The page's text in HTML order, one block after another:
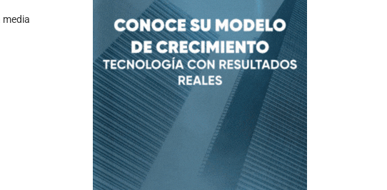
media